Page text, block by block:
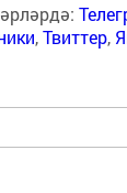
,Твиттер,